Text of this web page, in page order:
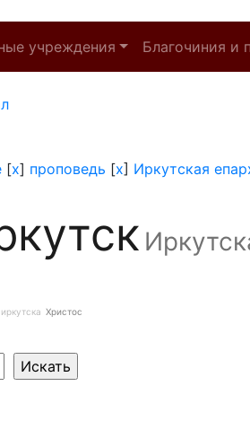
учреждения Благочиния и
[x] проповедь [x] Иркутская
Христос